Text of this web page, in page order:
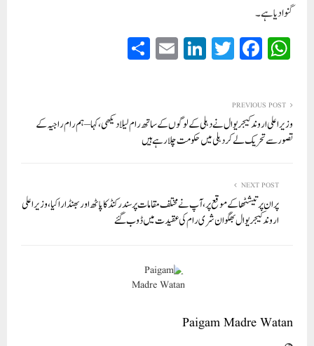
گنوا دیا ہے۔
W
ha
A
pp
Fa
ce
ok
T
wi
r
Li
nk
In
E
m
PREVIOUS POST
وزیر اعلی اروند کیجریوال نے دہلی کے لوگوں کے ساتھ رام لیلا دیکھی، کہا – ہم رام راجیہ کے
تصور سے تحریک لے کر دہلی میں حکومت چلا رہے ہیں
NEXT POST
پران پرتیشٹھا کے موقع پر، آپ نے مختلف مقامات پر سندر کنڈ کا پاٹھ اور بھنڈارا کیا، وزیر اعلی
اروند کیجریوال بھگوان شری رام کی عقیدت میں ڈوب گئے
Paigam Madre Watan